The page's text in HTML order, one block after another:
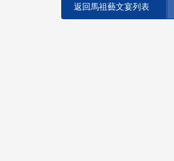
返回馬祖藝文宴列表